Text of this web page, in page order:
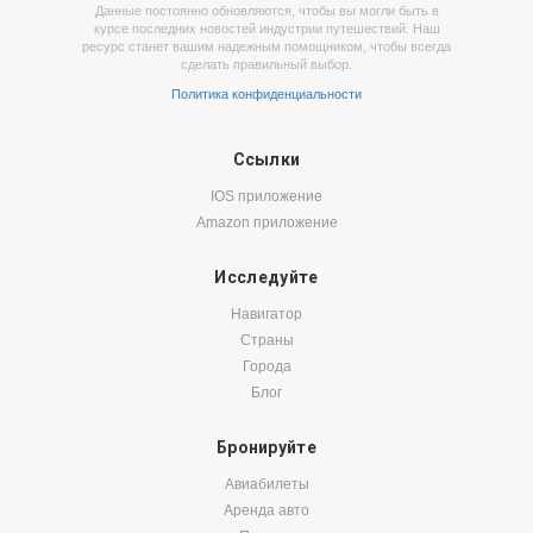
Данные постоянно обновляются, чтобы вы могли быть в
курсе последних новостей индустрии путешествий. Наш
ресурс станет вашим надежным помощником, чтобы всегда
сделать правильный выбор.
Политика конфиденциальности
Ссылки
IOS приложение
Amazon приложение
Исследуйте
Навигатор
Страны
Города
Блог
Бронируйте
Авиабилеты
Аренда авто